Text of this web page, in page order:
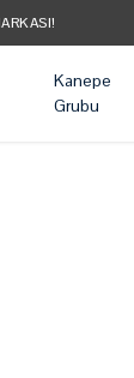
Kanepe
Grubu